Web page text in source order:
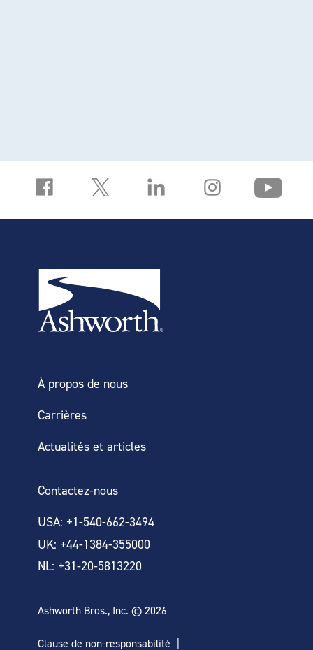
À propos de nous
Carrières
Actualités et articles
Contactez-nous
USA: +1-540-662-3494
UK: +44-1384-355000
NL: +31-20-5813220
Ashworth Bros., Inc. © 2026
Clause de non-responsabilité